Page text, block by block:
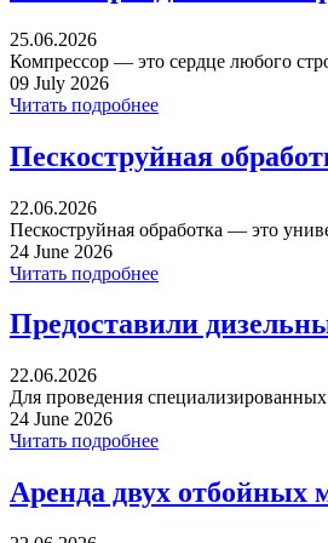
25.06.2026
Компрессор — это сердце любого
09 July 2026
Читать подробнее
Пескоструйная
22.06.2026
Пескоструйная обработка — это
24 June 2026
Читать подробнее
Предоставили
22.06.2026
Для проведения
24 June 2026
Читать подробнее
Аренда двух отбойных